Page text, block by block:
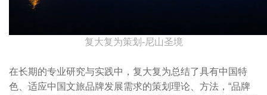
复大复为策划-尼山圣境
在长期的专业研究与实践中，复大复为总结了具有中国特
色、适应中国文旅品牌发展需求的策划理论、方法，“品牌